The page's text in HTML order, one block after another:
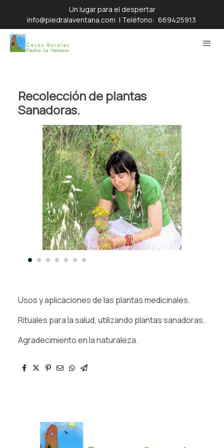
Un lugar para el despertar
info@piedralaventana.com | Teléfono: 669425913
Recolección de plantas
Sanadoras.
Usos y aplicaciones de las plantas medicinales.
Rituales para la salud, utilizando plantas sanadoras.
Agradecimiento en la naturaleza.